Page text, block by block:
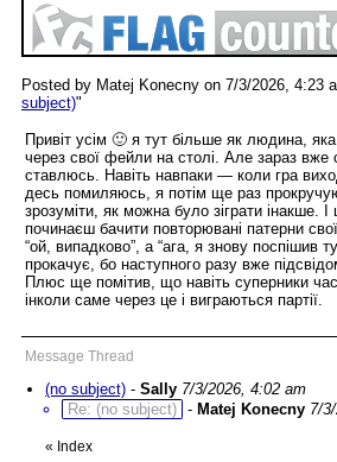
Posted by Matej Konecny on 7/3/2026, 4:23
subject)"
Привіт усім 🙂 я тут більше як людина,
через свої фейли на столі. Але зараз вже
ставлюсь. Навіть навпаки — коли гра
десь помиляюсь, я потім ще раз
зрозуміти, як можна було зіграти інакше.
починаєш бачити повторювані патерни
“ой, випадково”, а “ага, я знову поспішив
прокачує, бо наступного разу вже
Плюс ще помітив, що навіть суперники
інколи саме через це і виграються партії.
Message Thread
(no subject) - Sally 7/3/2026, 4:02 am
Re: (no subject) - Matej Konecny 7/
« Index